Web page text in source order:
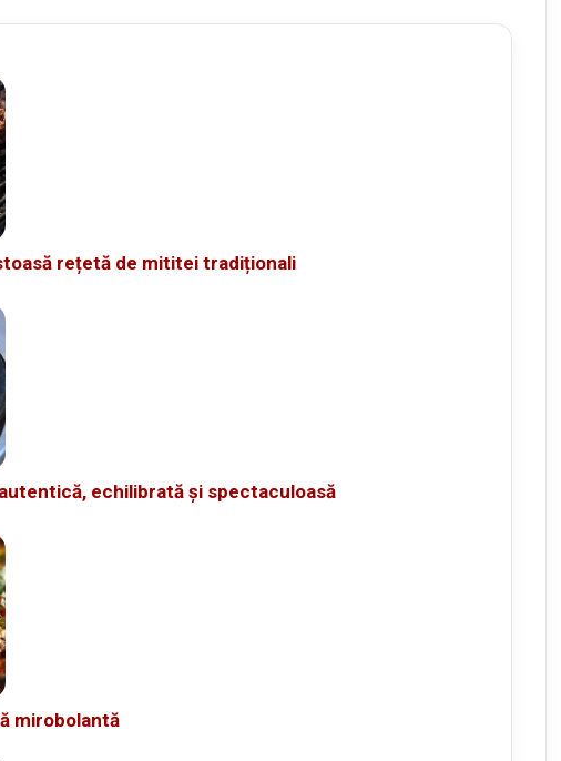
rețetă de mititei tradiționali
echilibrată și spectaculoasă
mirobolantă